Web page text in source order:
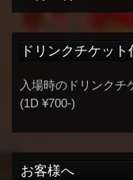
ドリンクチケッ
入場時のドリンクチ
(1D ¥700-)
お客様へ